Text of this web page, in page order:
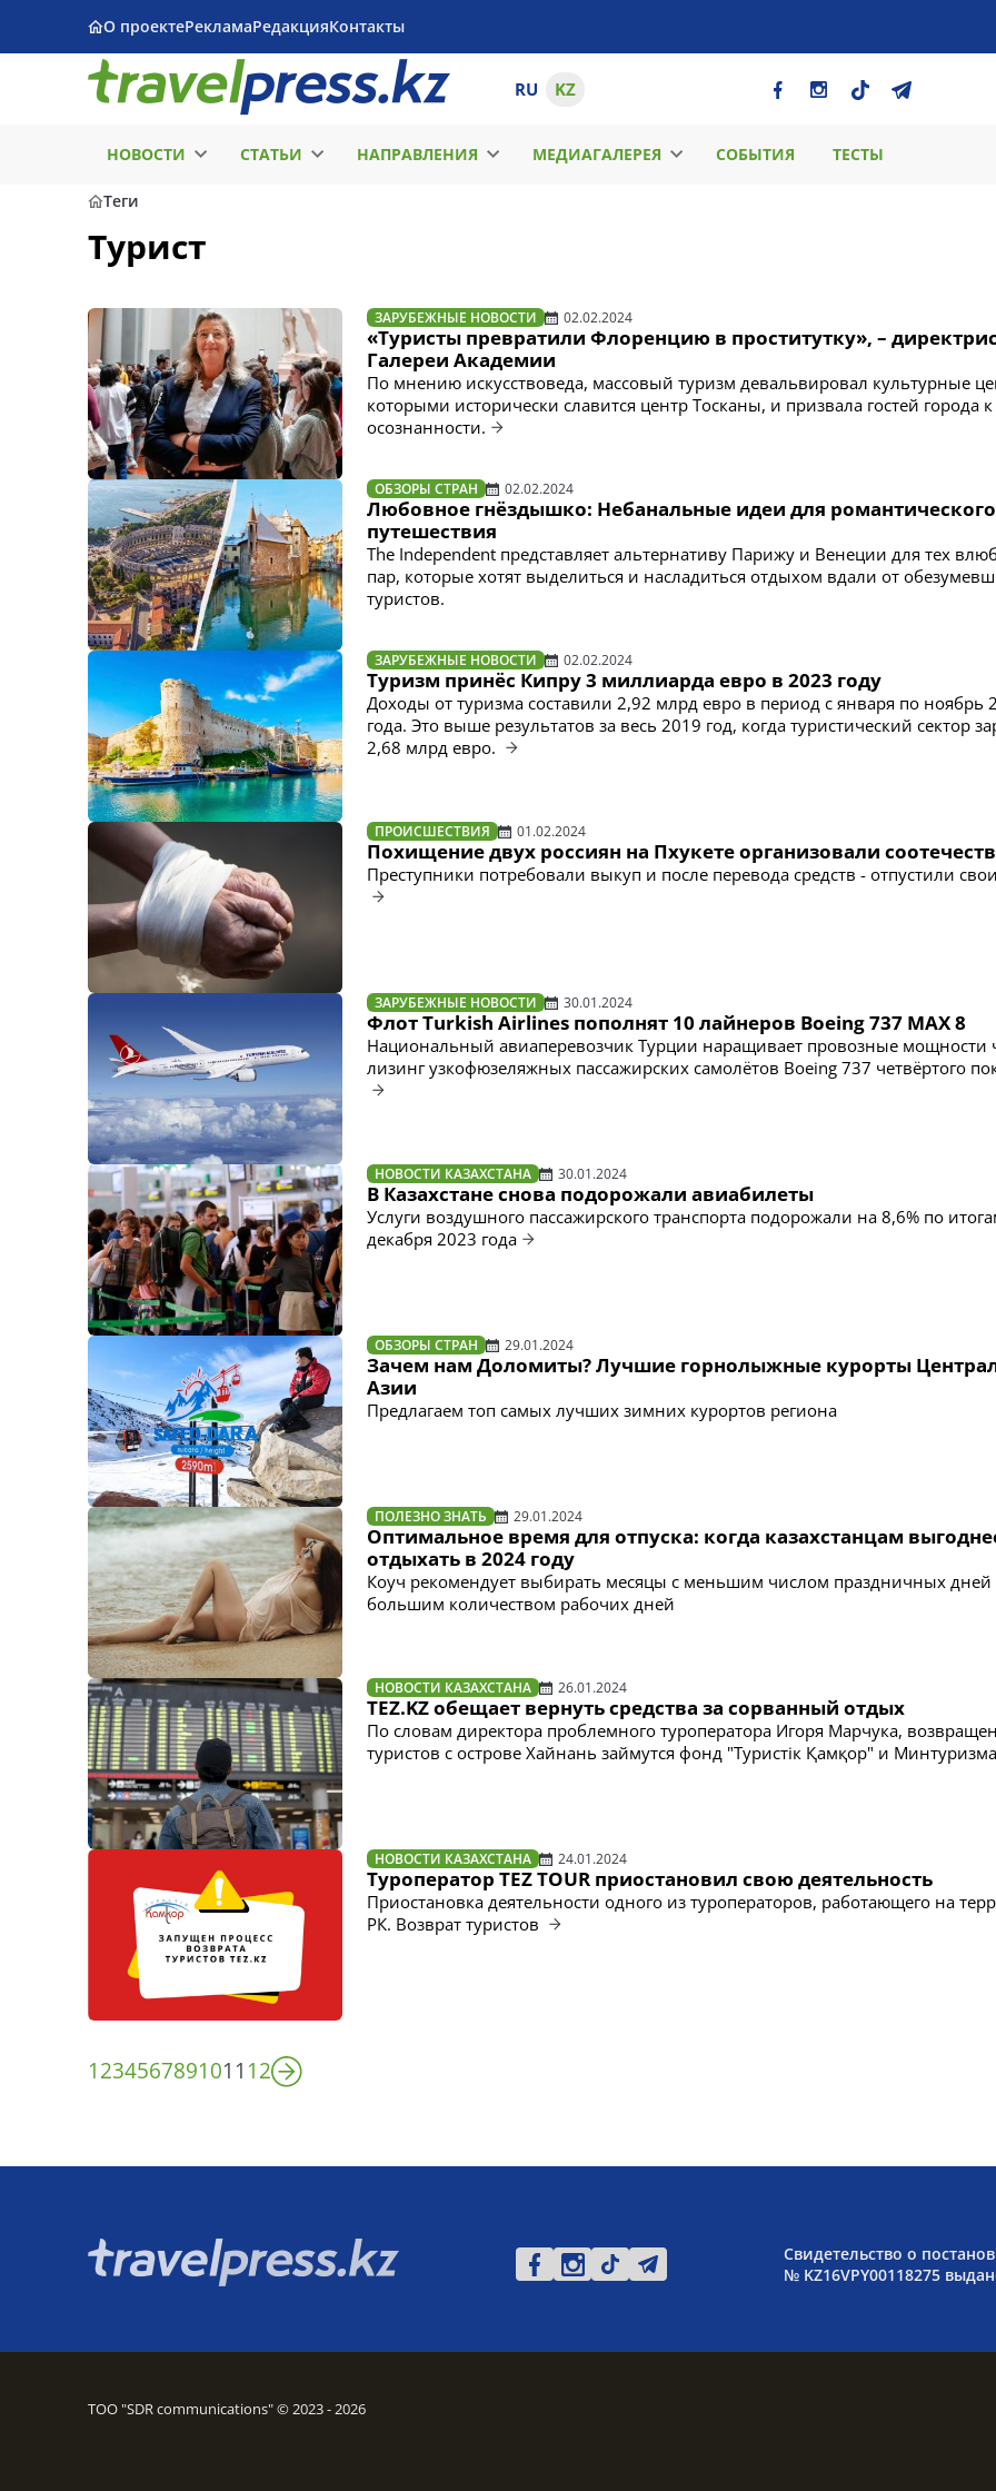
О проектеРекламаРедакцияКонтакты
RU KZ
НОВОСТИ СТАТЬИ НАПРАВЛЕНИЯ МЕДИАГАЛЕРЕЯ СОБЫТИЯ ТЕСТЫ
Теги
Турист
ЗАРУБЕЖНЫЕ НОВОСТИ 02.02.2024
«Туристы превратили Флоренцию в проститутку», –
Галереи Академии
По мнению искусствоведа, массовый туризм девальвировал культурные
которыми исторически славится центр Тосканы, и призвала гостей города к
осознанности.
ОБЗОРЫ СТРАН 02.02.2024
Любовное гнёздышко: Небанальные идеи для романтического
путешествия
The Independent представляет альтернативу Парижу и Венеции для тех
пар, которые хотят выделиться и насладиться отдыхом вдали от
туристов.
ЗАРУБЕЖНЫЕ НОВОСТИ 02.02.2024
Туризм принёс Кипру 3 миллиарда евро в 2023 году
Доходы от туризма составили 2,92 млрд евро в период с января по ноябрь
года. Это выше результатов за весь 2019 год, когда туристический сектор
2,68 млрд евро.
ПРОИСШЕСТВИЯ 01.02.2024
Похищение двух россиян на Пхукете организовали
Преступники потребовали выкуп и после перевода средств - отпустили
ЗАРУБЕЖНЫЕ НОВОСТИ 30.01.2024
Флот Turkish Airlines пополнят 10 лайнеров Boeing 737 MAX 8
Национальный авиаперевозчик Турции наращивает провозные мощности
лизинг узкофюзеляжных пассажирских самолётов Boeing 737 четвёртого
НОВОСТИ КАЗАХСТАНА 30.01.2024
В Казахстане снова подорожали авиабилеты
Услуги воздушного пассажирского транспорта подорожали на 8,6% по
декабря 2023 года
ОБЗОРЫ СТРАН 29.01.2024
Зачем нам Доломиты? Лучшие горнолыжные курорты
Азии
Предлагаем топ самых лучших зимних курортов региона
ПОЛЕЗНО ЗНАТЬ 29.01.2024
Оптимальное время для отпуска: когда казахстанцам
отдыхать в 2024 году
Коуч рекомендует выбирать месяцы с меньшим числом праздничных дней
большим количеством рабочих дней
НОВОСТИ КАЗАХСТАНА 26.01.2024
TEZ.KZ обещает вернуть средства за сорванный отдых
По словам директора проблемного туроператора Игоря Марчука,
туристов с острове Хайнань займутся фонд "Туристік Қамқор" и
НОВОСТИ КАЗАХСТАНА 24.01.2024
Туроператор TEZ TOUR приостановил свою деятельность
Приостановка деятельности одного из туроператоров, работающего на
РК. Возврат туристов
1234567891011 12
Свидетельство о
№ KZ16VPY00118275
ТОО "SDR communications" © 2023 - 2026